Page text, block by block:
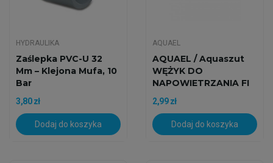
HYDRAULIKA
Zaślepka PVC-U 32
Mm – Klejona Mufa, 10
Bar
3,80 zł
Dodaj do koszyka
AQUAEL
AQUAEL / Aquaszut
WĘŻYK DO
NAPOWIETRZANIA FI
4
2,99 zł
Dodaj do koszyka